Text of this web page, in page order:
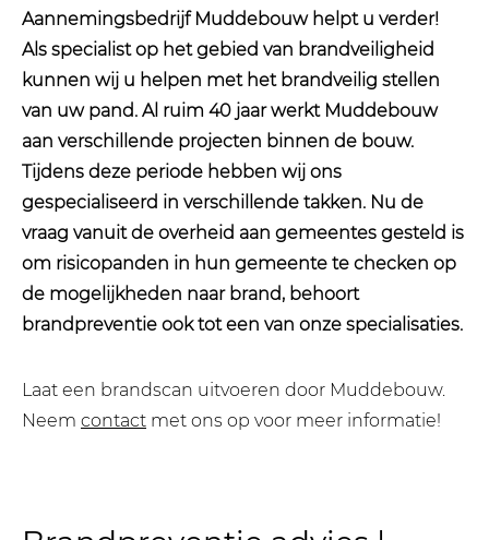
Aannemingsbedrijf Muddebouw helpt u verder!
Als specialist op het gebied van brandveiligheid
kunnen wij u helpen met het brandveilig stellen
van uw pand. Al ruim 40 jaar werkt Muddebouw
aan verschillende projecten binnen de bouw.
Tijdens deze periode hebben wij ons
gespecialiseerd in verschillende takken. Nu de
vraag vanuit de overheid aan gemeentes gesteld is
om risicopanden in hun gemeente te checken op
de mogelijkheden naar brand, behoort
brandpreventie ook tot een van onze specialisaties.
Laat een brandscan uitvoeren door Muddebouw.
Neem contact met ons op voor meer informatie!